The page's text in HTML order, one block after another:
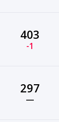
403
-1
297
—